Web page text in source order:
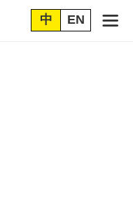
中 EN 菜单